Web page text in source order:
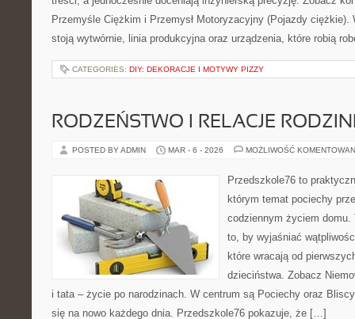
Przemyśle Ciężkim i Przemysł Motoryzacyjny (Pojazdy ciężkie).
stoją wytwórnie, linia produkcyjna oraz urządzenia, które robią
CATEGORIES: DIY: DEKORACJE I MOTYWY PIZZY
RODZEŃSTWO I RELACJE
POSTED BY ADMIN MAR - 6 - 2026 MOŻLIWOŚĆ
Przedszkole76 to
którym temat pociechy
codziennym życiem domu.
to, by wyjaśniać
które wracają od
dzieciństwa. Zobacz
i tata – życie po narodzinach. W centrum są Pociechy oraz
się na nowo każdego dnia. Przedszkole76 pokazuje, że […]